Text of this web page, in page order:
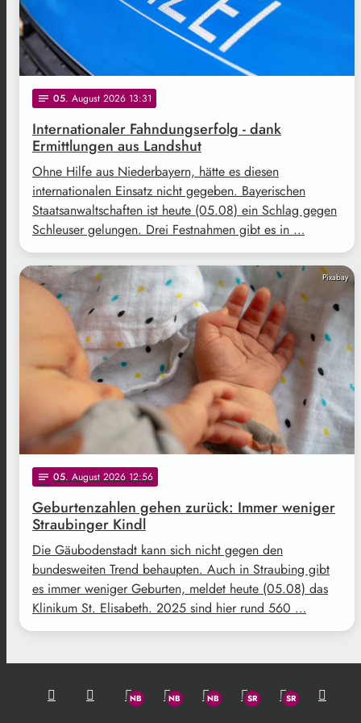
notes 05. August 2026 13:31
Internationaler Fahndungserfolg - dank
Ermittlungen aus Landshut
Ohne Hilfe aus Niederbayern, hätte es diesen
internationalen Einsatz nicht gegeben. Bayerischen
Staatsanwaltschaften ist heute (05.08) ein Schlag gegen
Schleuser gelungen. Drei Festnahmen gibt es in …
Pixabay
notes 05. August 2026 12:56
Geburtenzahlen gehen zurück: Immer weniger
Straubinger Kindl
Die Gäubodenstadt kann sich nicht gegen den
bundesweiten Trend behaupten. Auch in Straubing gibt
es immer weniger Geburten, meldet heute (05.08) das
Klinikum St. Elisabeth. 2025 sind hier rund 560 …